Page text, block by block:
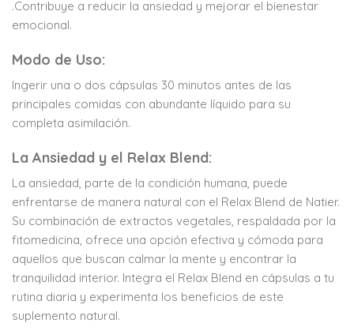
.Contribuye a reducir la ansiedad y mejorar el bienestar
emocional.
Modo de Uso:
Ingerir una o dos cápsulas 30 minutos antes de las
principales comidas con abundante líquido para su
completa asimilación.
La Ansiedad y el Relax Blend:
La ansiedad, parte de la condición humana, puede
enfrentarse de manera natural con el Relax Blend de Natier.
Su combinación de extractos vegetales, respaldada por la
fitomedicina, ofrece una opción efectiva y cómoda para
aquellos que buscan calmar la mente y encontrar la
tranquilidad interior. Integra el Relax Blend en cápsulas a tu
rutina diaria y experimenta los beneficios de este
suplemento natural.